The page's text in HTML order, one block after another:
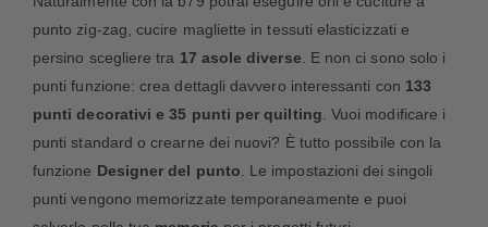
punto zig-zag, cucire magliette in tessuti elasticizzati e
persino scegliere tra 17 asole diverse . E non ci sono solo i
punti funzione: crea dettagli davvero interessanti con 133
punti decorativi e 35 punti per quilting . Vuoi modificare i
punti standard o crearne dei nuovi? È tutto possibile con la
funzione Designer del punto . Le impostazioni dei singoli
punti vengono memorizzate temporaneamente e puoi